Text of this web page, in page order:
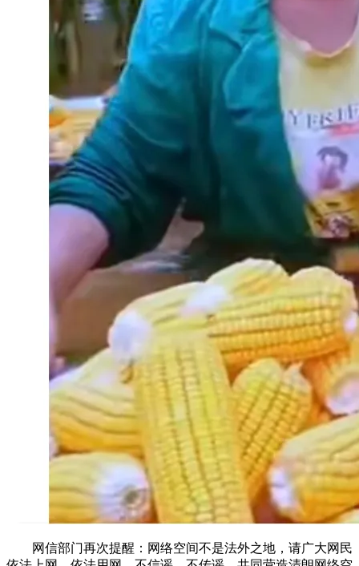
网信部门再次提醒：网络空间不是法外之地，请广大网民